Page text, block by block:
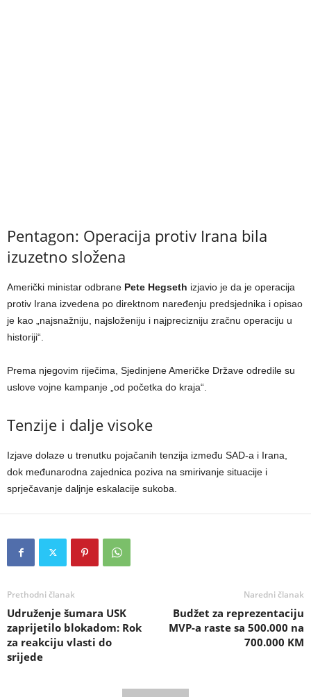
Pentagon: Operacija protiv Irana bila
izuzetno složena
Američki ministar odbrane Pete Hegseth izjavio je da je operacija
protiv Irana izvedena po direktnom naređenju predsjednika i opisao
je kao „najsnažniju, najsloženiju i najprecizniju zračnu operaciju u
historiji“.
Prema njegovim riječima, Sjedinjene Američke Države odredile su
uslove vojne kampanje „od početka do kraja“.
Tenzije i dalje visoke
Izjave dolaze u trenutku pojačanih tenzija između SAD-a i Irana,
dok međunarodna zajednica poziva na smirivanje situacije i
sprječavanje daljnje eskalacije sukoba.
Prethodni članak
Udruženje šumara USK
zaprijetilo blokadom: Rok
za reakciju vlasti do
srijede
Naredni članak
Budžet za reprezentaciju
MVP-a raste sa 500.000 na
700.000 KM